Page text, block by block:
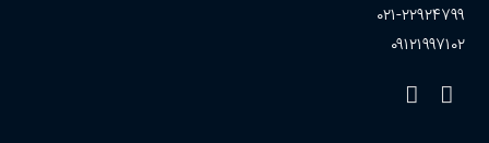
۰۲۱-۲۲۹۲۴۷۹۹
۰۹۱۲۱۹۹۷۱۰۲